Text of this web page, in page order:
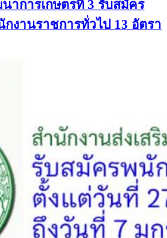
าการเกษตรที่ 3 รับสมัคร
กงานราชการทั่วไป 13 อัตรา